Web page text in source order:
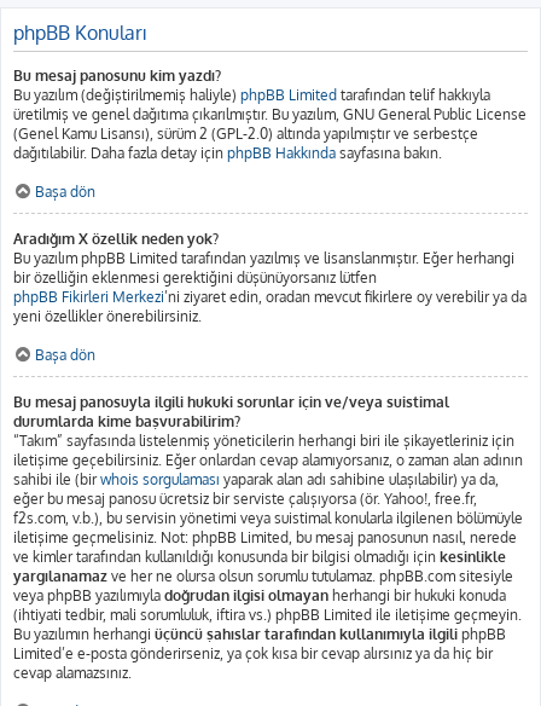
phpBB Konuları
Bu mesaj panosunu kim yazdı?
Bu yazılım (değiştirilmemiş haliyle) phpBB Limited tarafından telif hakkıyla
üretilmiş ve genel dağıtıma çıkarılmıştır. Bu yazılım, GNU General Public License
(Genel Kamu Lisansı), sürüm 2 (GPL-2.0) altında yapılmıştır ve serbestçe
dağıtılabilir. Daha fazla detay için phpBB Hakkında sayfasına bakın.
Başa dön
Aradığım X özellik neden yok?
Bu yazılım phpBB Limited tarafından yazılmış ve lisanslanmıştır. Eğer herhangi
bir özelliğin eklenmesi gerektiğini düşünüyorsanız lütfen
phpBB Fikirleri Merkezi’ni ziyaret edin, oradan mevcut fikirlere oy verebilir ya da
yeni özellikler önerebilirsiniz.
Başa dön
Bu mesaj panosuyla ilgili hukuki sorunlar için ve/veya suistimal
durumlarda kime başvurabilirim?
“Takım” sayfasında listelenmiş yöneticilerin herhangi biri ile şikayetleriniz için
iletişime geçebilirsiniz. Eğer onlardan cevap alamıyorsanız, o zaman alan adının
sahibi ile (birwhois sorgulaması yaparak alan adı sahibine ulaşılabilir) ya da,
eğer bu mesaj panosu ücretsiz bir serviste çalışıyorsa (ör. Yahoo!, free.fr,
f2s.com, v.b.), bu servisin yönetimi veya suistimal konularla ilgilenen bölümüyle
iletişime geçmelisiniz. Not: phpBB Limited, bu mesaj panosunun nasıl, nerede
ve kimler tarafından kullanıldığı konusunda bir bilgisi olmadığı için kesinlikle
yargılanamaz ve her ne olursa olsun sorumlu tutulamaz. phpBB.com sitesiyle
veya phpBB yazılımıyla doğrudan ilgisi olmayan herhangi bir hukuki konuda
(ihtiyati tedbir, mali sorumluluk, iftira vs.) phpBB Limited ile iletişime geçmeyin.
Bu yazılımın herhangi üçüncü şahıslar tarafından kullanımıyla ilgili phpBB
Limited’e e-posta gönderirseniz, ya çok kısa bir cevap alırsınız ya da hiç bir
cevap alamazsınız.